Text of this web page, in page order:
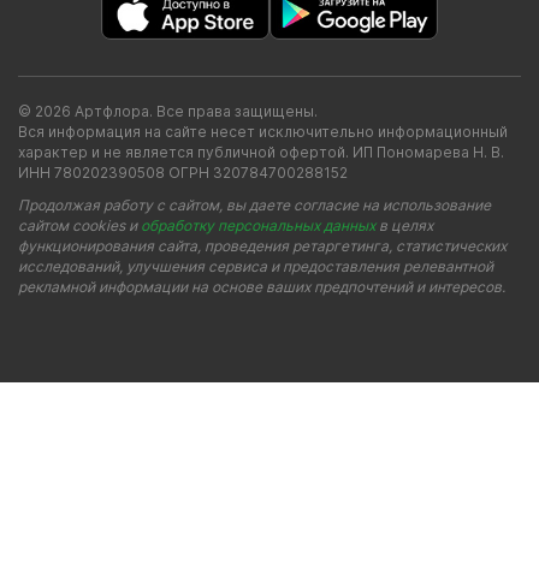
© 2026 Артфлора. Все права защищены.
Вся информация на сайте несет исключительно информационный
характер и не является публичной офертой. ИП Пономарева Н. В.
ИНН 780202390508 ОГРН 320784700288152
Продолжая работу с сайтом, вы даете согласие на использование
сайтом cookies и обработку персональных данныхв целях
функционирования сайта, проведения ретаргетинга, статистических
исследований, улучшения сервиса и предоставления релевантной
рекламной информации на основе ваших предпочтений и интересов.